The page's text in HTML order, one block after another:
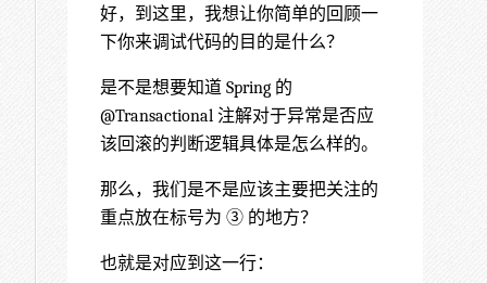
好，到这里，我想让你简单的回顾一
下你来调试代码的目的是什么？
是不是想要知道 Spring 的
@Transactional 注解对于异常是否应
该回滚的判断逻辑具体是怎么样的。
那么，我们是不是应该主要把关注的
重点放在标号为 ③ 的地方？
也就是对应到这一行：